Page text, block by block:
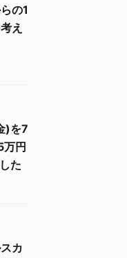
の1
え
)を7
円
た
カ